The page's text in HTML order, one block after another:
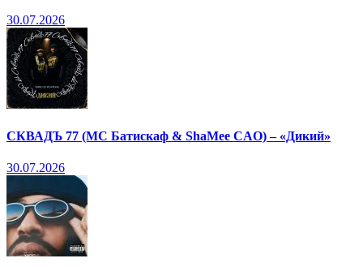
30.07.2026
СКВАДЪ 77 (МС Батискаф & ShaMee CAO) – «Дикий»
30.07.2026